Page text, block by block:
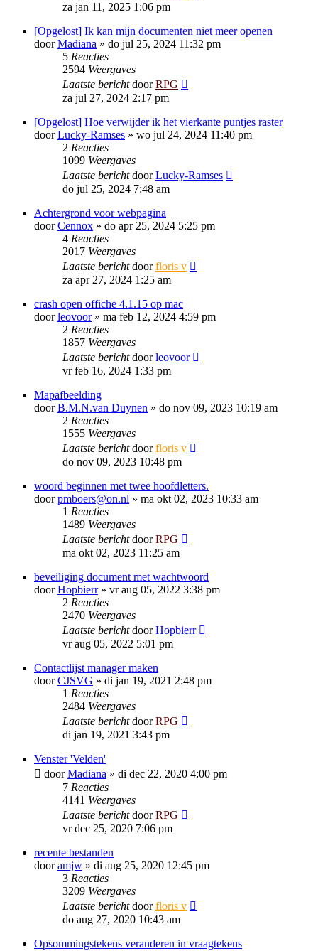
za jan 11, 2025 1:06 pm
[Opgelost] Ik kan mijn documenten niet meer openen
doorMadiana » do jul 25, 2024 11:32 pm
5 Reacties
2594 Weergaves
Laatste berichtdoorRPG
za jul 27, 2024 2:17 pm
[Opgelost] Hoe verwijder ik het vierkante puntjes raster
doorLucky-Ramses » wo jul 24, 2024 11:40 pm
2 Reacties
1099 Weergaves
Laatste berichtdoorLucky-Ramses
do jul 25, 2024 7:48 am
Achtergrond voor webpagina
doorCennox » do apr 25, 2024 5:25 pm
4 Reacties
2017 Weergaves
Laatste berichtdoorfloris v
za apr 27, 2024 1:25 am
crash open offiche 4.1.15 op mac
doorleovoor» ma feb 12, 2024 4:59 pm
2 Reacties
1857 Weergaves
Laatste berichtdoorleovoor
vr feb 16, 2024 1:33 pm
Mapafbeelding
doorB.M.N.van Duynen » do nov 09, 2023 10:19 am
2 Reacties
1555 Weergaves
Laatste berichtdoorfloris v
do nov 09, 2023 10:48 pm
woord beginnen met twee hoofdletters.
doorpmboers@on.nl » ma okt 02, 2023 10:33 am
1 Reacties
1489 Weergaves
Laatste berichtdoorRPG
ma okt 02, 2023 11:25 am
beveiliging document met wachtwoord
doorHopbierr» vr aug 05, 2022 3:38 pm
2 Reacties
2470 Weergaves
Laatste berichtdoorHopbierr
vr aug 05, 2022 5:01 pm
Contactlijst manager maken
doorCJSVG » di jan 19, 2021 2:48 pm
1 Reacties
2484 Weergaves
Laatste berichtdoorRPG
di jan 19, 2021 3:43 pm
Venster 'Velden'
doorMadiana » di dec 22, 2020 4:00 pm
7 Reacties
4141 Weergaves
Laatste berichtdoorRPG
vr dec 25, 2020 7:06 pm
recente bestanden
dooramjw » di aug 25, 2020 12:45 pm
3 Reacties
3209 Weergaves
Laatste berichtdoorfloris v
do aug 27, 2020 10:43 am
Opsommingstekens veranderen in vraagtekens